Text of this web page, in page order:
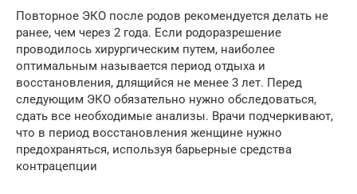
Повторное ЭКО после родов рекомендуется делать не
ранее, чем через 2 года. Если родоразрешение
проводилось хирургическим путем, наиболее
оптимальным называется период отдыха и
восстановления, длящийся не менее 3 лет. Перед
следующим ЭКО обязательно нужно обследоваться,
сдать все необходимые анализы. Врачи подчеркивают,
что в период восстановления женщине нужно
предохраняться, используя барьерные средства
контрацепции